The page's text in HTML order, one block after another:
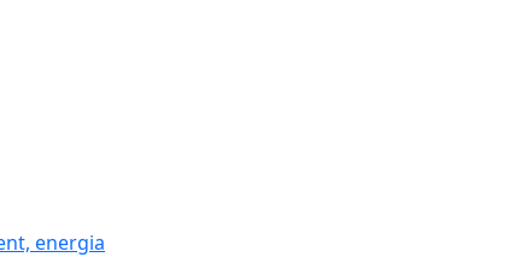
energia